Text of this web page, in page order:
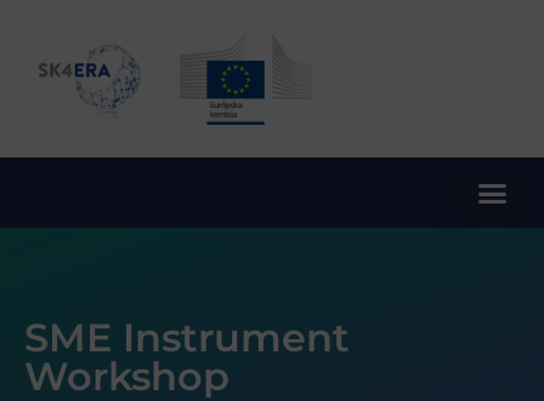
SME Instrument
Workshop